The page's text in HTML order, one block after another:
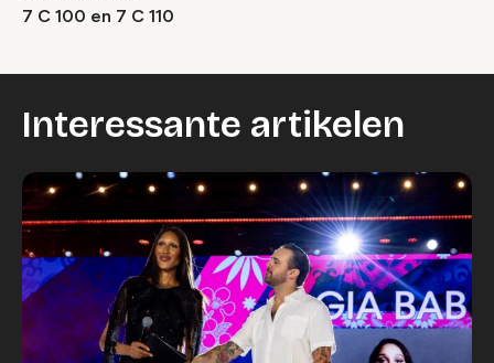
7 C 100 en 7 C 110
Interessante artikelen